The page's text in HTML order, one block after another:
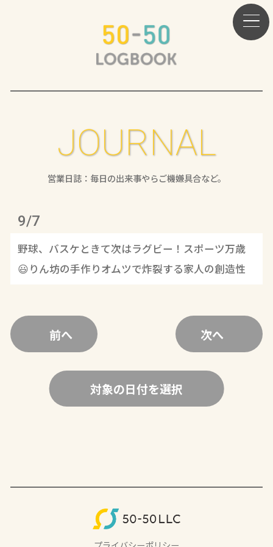
JOURNAL
営業日誌：毎日の出来事やらご機嫌具合など。
9/7
野球、バスケときて次はラグビー！スポーツ万歳
😃りん坊の手作りオムツで炸裂する家人の創造性
前へ 次へ
対象の日付を選択